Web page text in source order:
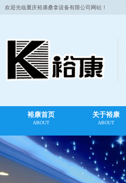
欢迎光临重庆裕康桑拿设备有限公司网站！
裕康首页
ABOUT
关于裕康
ABOUT